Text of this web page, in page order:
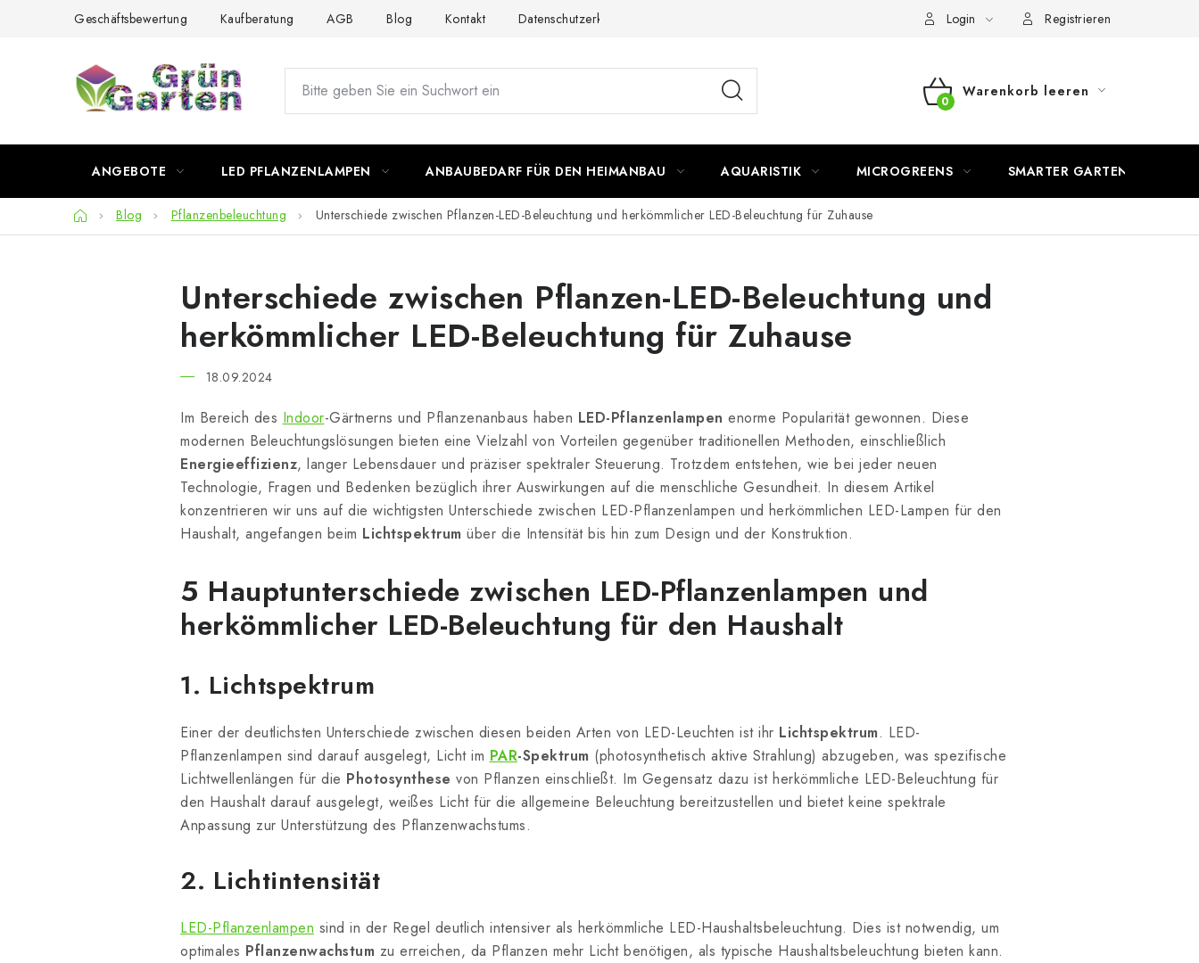
Geschäftsbewertung Kaufberatung AGB Blog Kontakt Datenschutzerklärung Login Registrieren
WARENKORB
Warenkorb leeren
ANGEBOTE LED PFLANZENLAMPEN ANBAUBEDARF FÜR DEN HEIMANBAU AQUARISTIK MICROGREENS SMARTER GARTEN
Startseite
Blog Pflanzenbeleuchtung Unterschiede zwischen Pflanzen-LED-Beleuchtung und herkömmlicher LED-Beleuchtung für Zuhause
Unterschiede zwischen Pflanzen-LED-Beleuchtung und
herkömmlicher LED-Beleuchtung für Zuhause
18.09.2024
Im Bereich des Indoor-Gärtnerns und Pflanzenanbaus haben LED-Pflanzenlampen enorme Popularität gewonnen. Diese
modernen Beleuchtungslösungen bieten eine Vielzahl von Vorteilen gegenüber traditionellen Methoden, einschließlich
Energieeffizienz, langer Lebensdauer und präziser spektraler Steuerung. Trotzdem entstehen, wie bei jeder neuen
Technologie, Fragen und Bedenken bezüglich ihrer Auswirkungen auf die menschliche Gesundheit. In diesem Artikel
konzentrieren wir uns auf die wichtigsten Unterschiede zwischen LED-Pflanzenlampen und herkömmlichen LED-Lampen für den
Haushalt, angefangen beim Lichtspektrum über die Intensität bis hin zum Design und der Konstruktion.
5 Hauptunterschiede zwischen LED-Pflanzenlampen und
herkömmlicher LED-Beleuchtung für den Haushalt
1. Lichtspektrum
Einer der deutlichsten Unterschiede zwischen diesen beiden Arten von LED-Leuchten ist ihr Lichtspektrum. LED-
Pflanzenlampen sind darauf ausgelegt, Licht im PAR-Spektrum (photosynthetisch aktive Strahlung) abzugeben, was spezifische
Lichtwellenlängen für die Photosynthese von Pflanzen einschließt. Im Gegensatz dazu ist herkömmliche LED-Beleuchtung für
den Haushalt darauf ausgelegt, weißes Licht für die allgemeine Beleuchtung bereitzustellen und bietet keine spektrale
Anpassung zur Unterstützung des Pflanzenwachstums.
2. Lichtintensität
LED-Pflanzenlampen sind in der Regel deutlich intensiver als herkömmliche LED-Haushaltsbeleuchtung. Dies ist notwendig, um
optimales Pflanzenwachstum zu erreichen, da Pflanzen mehr Licht benötigen, als typische Haushaltsbeleuchtung bieten kann.